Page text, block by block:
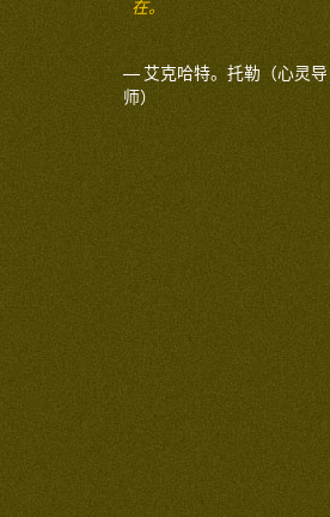
在。
— 艾克哈特。托勒（心灵导
师）